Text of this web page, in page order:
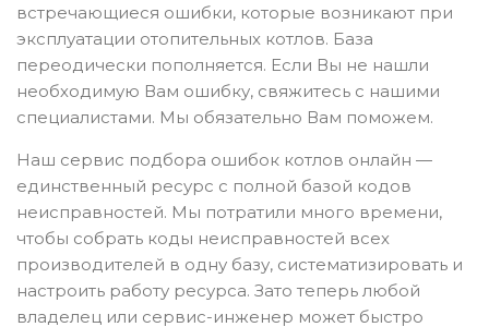
встречающиеся ошибки, которые возникают при
эксплуатации отопительных котлов. База
переодически пополняется. Если Вы не нашли
необходимую Вам ошибку, свяжитесь с нашими
специалистами. Мы обязательно Вам поможем.
Наш сервис подбора ошибок котлов онлайн —
единственный ресурс с полной базой кодов
неисправностей. Мы потратили много времени,
чтобы собрать коды неисправностей всех
производителей в одну базу, систематизировать и
настроить работу ресурса. Зато теперь любой
владелец или сервис-инженер может быстро
Расширительные баки
Теплообменники, трубки и
чугунные секции
Автоматика розжига, горения /
электроды / горелочные трубы
Электронные платы и провода